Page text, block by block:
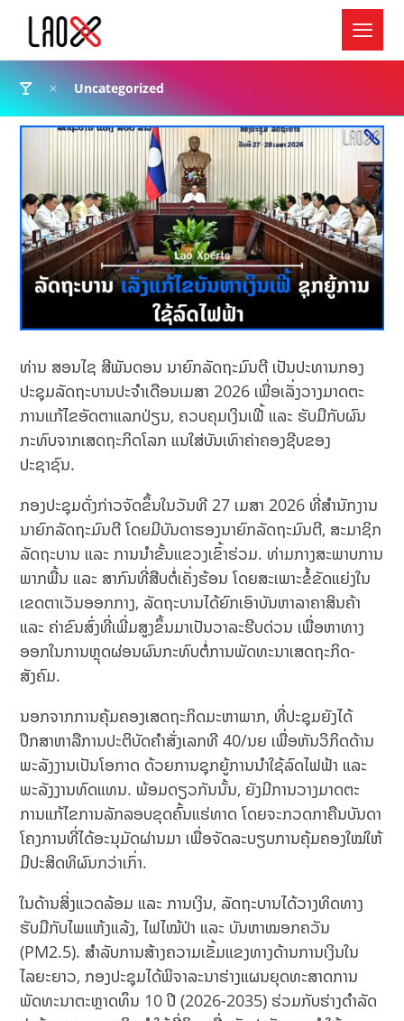
Uncategorized
ທ່ານ ສອນໄຊ ສີພັນດອນ ນາຍົກລັດຖະມົນຕີ ເປັນປະທານກອງ
ປະຊຸມລັດຖະບານປະຈຳເດືອນເມສາ 2026 ເພື່ອເລັ່ງວາງມາດຕະ
ການແກ້ໄຂອັດຕາແລກປ່ຽນ, ຄວບຄຸມເງິນເຟີ້ ແລະ ຮັບມືກັບຜົນ
ກະທົບຈາກເສດຖະກິດໂລກ ແນໃສ່ບັນເທົາຄ່າຄອງຊີບຂອງ
ປະຊາຊົນ.
ກອງປະຊຸມດັ່ງກ່າວຈັດຂຶ້ນໃນວັນທີ 27 ເມສາ 2026 ທີ່ສຳນັກງານ
ນາຍົກລັດຖະມົນຕີ ໂດຍມີບັນດາຮອງນາຍົກລັດຖະມົນຕີ, ສະມາຊິກ
ລັດຖະບານ ແລະ ການນຳຂັ້ນແຂວງເຂົ້າຮ່ວມ. ທ່າມກາງສະພາບການ
ພາກພື້ນ ແລະ ສາກົນທີ່ສືບຕໍ່ເຄັ່ງຮ້ອນ ໂດຍສະເພາະຂໍ້ຂັດແຍ່ງໃນ
ເຂດຕາເວັນອອກກາງ, ລັດຖະບານໄດ້ຍົກເອົາບັນຫາລາຄາສິນຄ້າ
ແລະ ຄ່າຂົນສົ່ງທີ່ເພີ່ມສູງຂຶ້ນມາເປັນວາລະຮີບດ່ວນ ເພື່ອຫາທາງ
ອອກໃນການຫຼຸດຜ່ອນຜົນກະທົບຕໍ່ການພັດທະນາເສດຖະກິດ-
ສັງຄົມ.
ນອກຈາກການຄຸ້ມຄອງເສດຖະກິດມະຫາພາກ, ທີ່ປະຊຸມຍັງໄດ້
ປຶກສາຫາລືການປະຕິບັດຄຳສັ່ງເລກທີ 40/ນຍ ເພື່ອຫັນວິກິດດ້ານ
ພະລັງງານເປັນໂອກາດ ດ້ວຍການຊຸກຍູ້ການນຳໃຊ້ລົດໄຟຟ້າ ແລະ
ພະລັງງານທົດແທນ. ພ້ອມດຽວກັນນັ້ນ, ຍັງມີການວາງມາດຕະ
ການແກ້ໄຂການລັກລອບຂຸດຄົ້ນແຮ່ທາດ ໂດຍຈະກວດກາຄືນບັນດາ
ໂຄງການທີ່ໄດ້ອະນຸມັດຜ່ານມາ ເພື່ອຈັດລະບຽບການຄຸ້ມຄອງໃໝ່ໃຫ້
ມີປະສິດທິຜົນກວ່າເກົ່າ.
ໃນດ້ານສິ່ງແວດລ້ອມ ແລະ ການເງິນ, ລັດຖະບານໄດ້ວາງທິດທາງ
ຮັບມືກັບໄພແຫ້ງແລ້ງ, ໄຟໄໝ້ປ່າ ແລະ ບັນຫາໝອກຄວັນ
(PM2.5). ສຳລັບການສ້າງຄວາມເຂັ້ມແຂງທາງດ້ານການເງິນໃນ
ໄລຍະຍາວ, ກອງປະຊຸມໄດ້ພິຈາລະນາຮ່າງແຜນຍຸດທະສາດການ
ພັດທະນາຕະຫຼາດທຶນ 10 ປີ (2026-2035) ຮ່ວມກັບຮ່າງດຳລັດ